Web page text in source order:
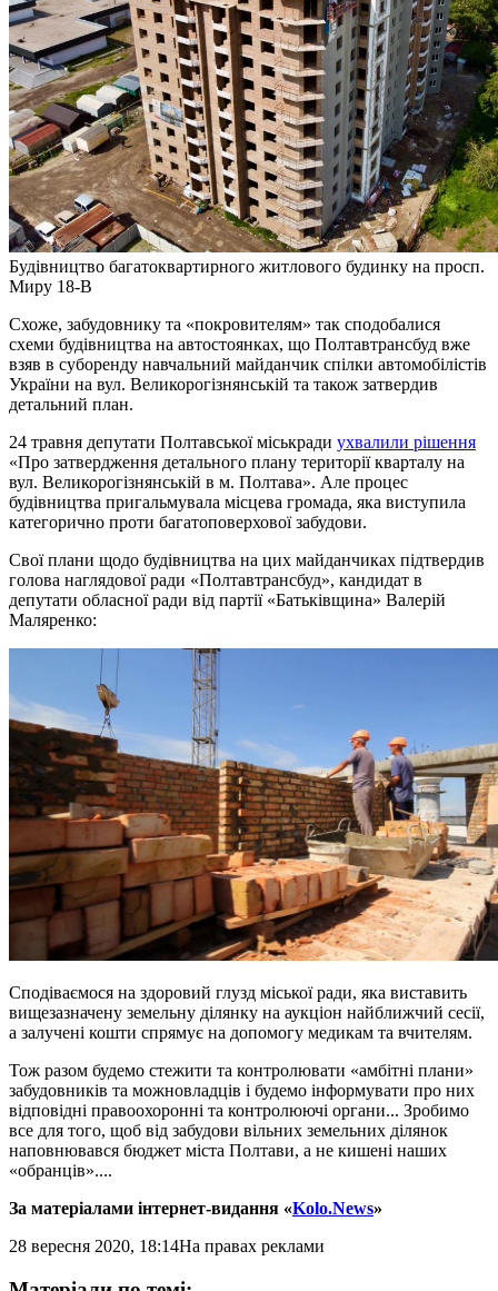
Будівництво багатоквартирного житлового будинку на просп.
Миру 18-В
Схоже, забудовнику та «покровителям» так сподобалися
схеми будівництва на автостоянках, що Полтавтрансбуд вже
взяв в суборенду навчальний майданчик спілки автомобілістів
України на вул. Великорогізнянській та також затвердив
детальний план.
24 травня депутати Полтавської міськради ухвалили рішення
«Про затвердження детального плану території кварталу на
вул. Великорогізнянській в м. Полтава». Але процес
будівництва пригальмувала місцева громада, яка виступила
категорично проти багатоповерхової забудови.
Свої плани щодо будівництва на цих майданчиках підтвердив
голова наглядової ради «Полтавтрансбуд», кандидат в
депутати обласної ради від партії «Батьківщина» Валерій
Маляренко:
Сподіваємося на здоровий глузд міської ради, яка виставить
вищезазначену земельну ділянку на аукціон найближчий сесії,
а залучені кошти спрямує на допомогу медикам та вчителям.
Тож разом будемо стежити та контролювати «амбітні плани»
забудовників та можновладців і будемо інформувати про них
відповідні правоохоронні та контролюючі органи... Зробимо
все для того, щоб від забудови вільних земельних ділянок
наповнювався бюджет міста Полтави, а не кишені наших
«обранців»....
За матеріалами інтернет-видання «Kolo.News»
28 вересня 2020, 18:14На правах реклами